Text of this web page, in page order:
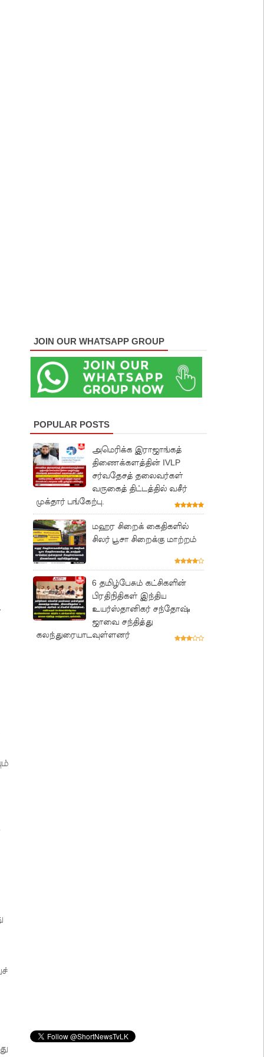
JOIN OUR WHATSAPP GROUP
POPULAR POSTS
அமெரிக்க இராஜாங்கத்
திணைக்களத்தின் IVLP
சர்வதேசத் தலைவர்கள்
வருகைத் திட்டத்தில் வசீர்
முக்தார் பங்கேற்பு.
மஹர சிறைக் கைதிகளில்
சிலர் பூசா சிறைக்கு மாற்றம்
6 தமிழ்பேசும் கட்சிகளின்
பிரதிநிதிகள் இந்திய
உயர்ஸ்தானிகர் சந்தோஷ்
ஜாவை சந்தித்து
கலந்துரையாடவுள்ளனர்